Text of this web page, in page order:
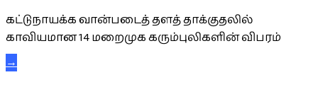
கட்டுநாயக்க வான்படைத் தளத் தாக்குதலில்
காவியமான 14 மறைமுக கரும்புலிகளின் விபரம்
→